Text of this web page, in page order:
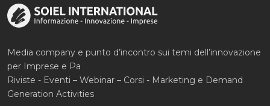
Media company e punto d’incontro sui temi dell’innovazione
per Imprese e Pa
Riviste - Eventi – Webinar – Corsi - Marketing e Demand
Generation Activities